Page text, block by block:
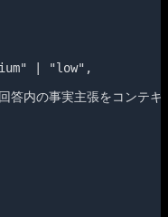
| "low",
内の事実主張をコンテキ